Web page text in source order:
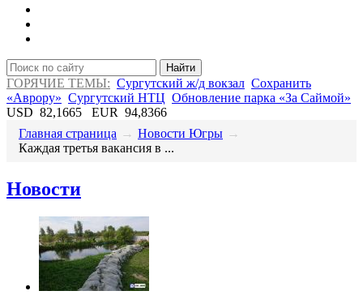
Найти
ГОРЯЧИЕ ТЕМЫ: Сургутский ж/д вокзал Сохранить
«Аврору» Сургутский НТЦ Обновление парка «За Саймой»
USD 82,1665 EUR 94,8366
Главная страница → Новости Югры →
​Каждая третья вакансия в ...
Новости